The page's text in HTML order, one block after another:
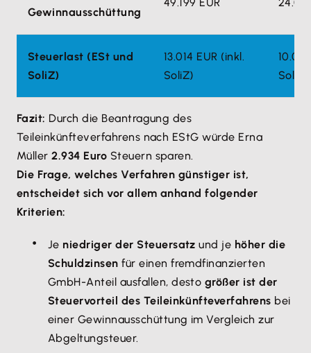
Gewinnausschüttung
Steuerlast (ESt und
SoliZ)
13.014 EUR (inkl.
SoliZ)
SoliZ)
Fazit: Durch die Beantragung des
Teileinkünfteverfahrens nach EStG würde Erna
Müller2.934 Euro Steuern sparen.
Die Frage, welches Verfahren günstiger ist,
entscheidet sich vor allem anhand folgender
Kriterien:
Je niedriger der Steuersatzund je höher die
Schuldzinsenfür einen fremdfinanzierten
GmbH-Anteil ausfallen, desto größer ist der
Steuervorteil des Teileinkünfteverfahrens bei
einer Gewinnausschüttung im Vergleich zur
Abgeltungsteuer.